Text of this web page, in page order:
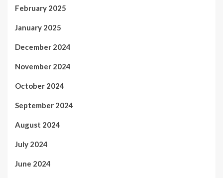
February 2025
January 2025
December 2024
November 2024
October 2024
September 2024
August 2024
July 2024
June 2024